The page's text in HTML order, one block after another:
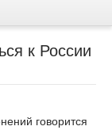
к России
говорится